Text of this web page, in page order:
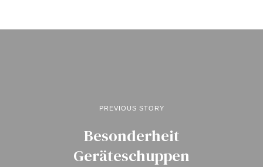
PREVIOUS STORY
Besonderheit
Geräteschuppen